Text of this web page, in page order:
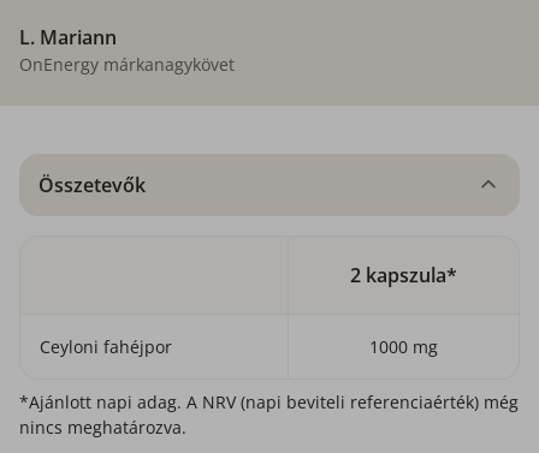
L. Mariann
OnEnergy márkanagykövet
Összetevők
2 kapszula*
Ceyloni fahéjpor 1000 mg
*Ajánlott napi adag. A NRV (napi beviteli referenciaérték) még
nincs meghatározva.